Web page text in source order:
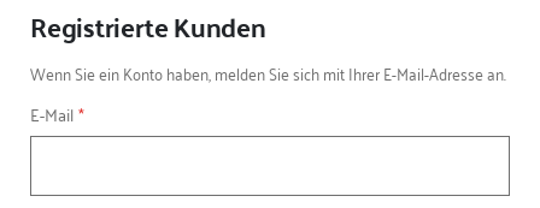
Registrierte Kunden
Wenn Sie ein Konto haben, melden Sie sich mit Ihrer E-Mail-Adresse an.
E-Mail